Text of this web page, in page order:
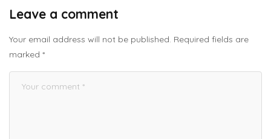
Leave a comment
Your email address will not be published. Required fields are
marked *